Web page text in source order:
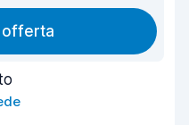
offerta